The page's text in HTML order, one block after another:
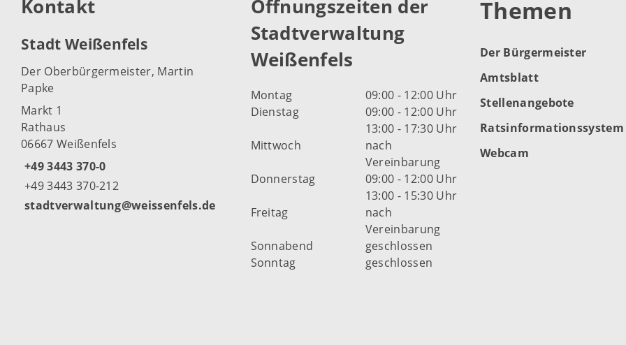
Kontakt
Stadt Weißenfels
Der Oberbürgermeister, Martin
Papke
Markt 1
Rathaus
06667 Weißenfels
+49 3443 370-0
+49 3443 370-212
stadtverwaltung@weissenfels.de
Öffnungszeiten der
Stadtverwaltung
Weißenfels
Montag
09:00 - 12:00 Uhr
Dienstag
09:00 - 12:00 Uhr
13:00 - 17:30 Uhr
Mittwoch
nach
Vereinbarung
Donnerstag
09:00 - 12:00 Uhr
13:00 - 15:30 Uhr
Freitag
nach
Vereinbarung
Sonnabend
geschlossen
Sonntag
geschlossen
Themen
Der Bürgermeister
Amtsblatt
Stellenangebote
Ratsinformationssystem
Webcam